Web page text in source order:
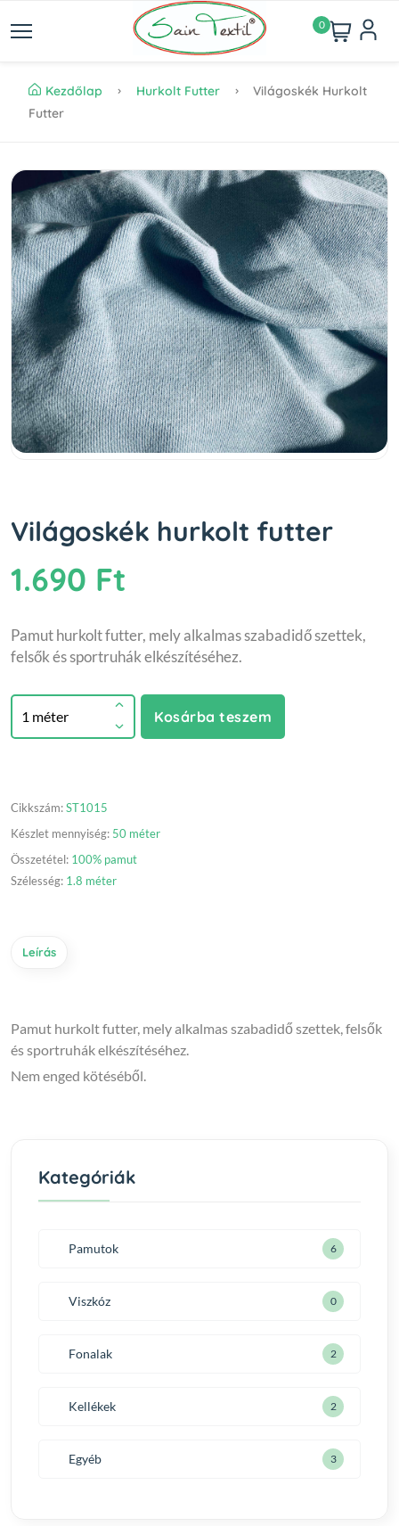
0
Kezdőlap Hurkolt Futter
Világoskék Hurkolt
Futter
Világoskék hurkolt futter
1.690 Ft
Pamut hurkolt futter, mely alkalmas szabadidő szettek,
felsők és sportruhák elkészítéséhez.
Kosárba teszem
Cikkszám:ST1015
Készlet mennyiség: 50 méter
Összetétel: 100% pamut
Szélesség: 1.8 méter
Leírás
Pamut hurkolt futter, mely alkalmas szabadidő szettek, felsők
és sportruhák elkészítéséhez.
Nem enged kötéséből.
Kategóriák
Pamutok 6
Viszkóz 0
Fonalak 2
Kellékek 2
Egyéb 3